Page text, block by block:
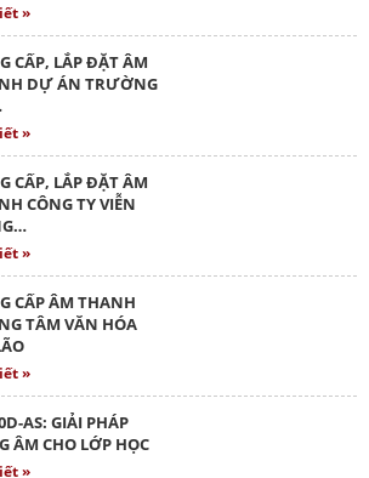
»
CẤP, LẮP ĐẶT ÂM
DỰ ÁN TRƯỜNG
»
CẤP, LẮP ĐẶT ÂM
CÔNG TY VIỄN
»
CẤP ÂM THANH
TÂM VĂN HÓA
»
AS: GIẢI PHÁP
ÂM CHO LỚP HỌC
»